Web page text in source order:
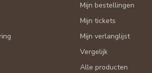
Mijn bestellingen
Mijn tickets
Mijn verlanglijst
Vergelijk
Alle producten